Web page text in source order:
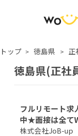
トップ 徳島県 正
徳島県(正社
フルリモート
中★面接は全て
株式会社JoB-up